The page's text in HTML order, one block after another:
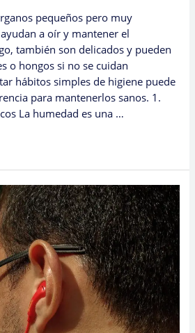
pequeños pero muy
a oír y mantener el
también son delicados y pueden
o hongos si no se cuidan
hábitos simples de higiene puede
para mantenerlos sanos. 1.
La humedad es una …